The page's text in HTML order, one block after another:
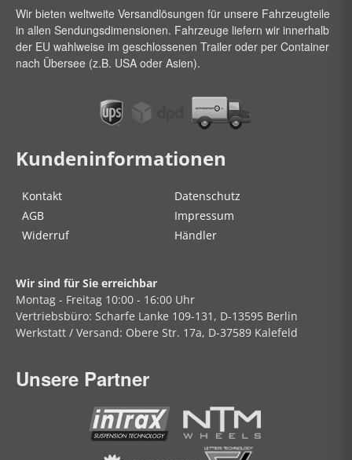
Wir bieten weltweite Versandlösungen für unsere Fahrzeugteile
in allen Sendungsdimensionen. Fahrzeuge liefern wir innerhalb
der EU wahlweise im geschlossenen Trailer oder per Container
nach Übersee (z.B. USA oder Asien).
Kundeninformationen
Kontakt
Datenschutz
AGB
Impressum
Widerruf
Händler
Wir sind für Sie erreichbar
Montag - Freitag 10:00 - 16:00 Uhr
Vertriebsbüro: Scharfe Lanke 109-131, D-13595 Berlin
Werkstatt / Versand: Obere Str. 17a, D-37589 Kalefeld
Unsere Partner